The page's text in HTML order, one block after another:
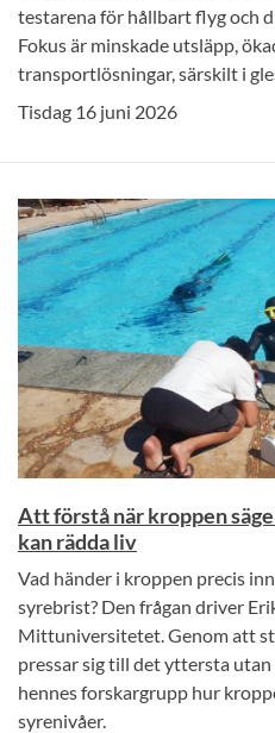
testarena för hållbart flyg och
Fokus är minskade utsläpp,
transportlösningar, särskilt i
Tisdag 16 juni 2026
Att förstå när kroppen
kan rädda liv
Vad händer i kroppen precis
syrebrist? Den frågan driver
Mittuniversitetet. Genom att
pressar sig till det yttersta
hennes forskargrupp hur
syrenivåer.